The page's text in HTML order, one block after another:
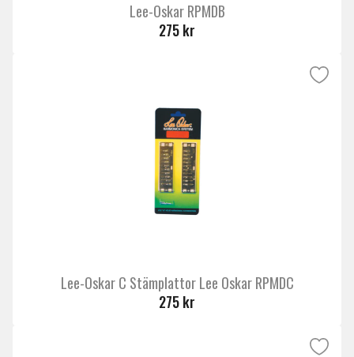
Lee-Oskar RPMDB
275 kr
Lee-Oskar C Stämplattor Lee Oskar RPMDC
275 kr